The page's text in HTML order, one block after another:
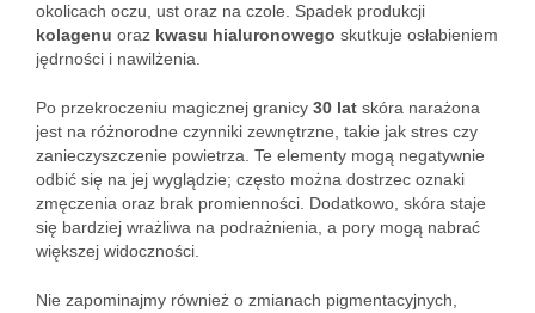
okolicach oczu, ust oraz na czole. Spadek produkcji
kolagenu oraz kwasu hialuronowego skutkuje osłabieniem
jędrności i nawilżenia.
Po przekroczeniu magicznej granicy 30 lat skóra narażona
jest na różnorodne czynniki zewnętrzne, takie jak stres czy
zanieczyszczenie powietrza. Te elementy mogą negatywnie
odbić się na jej wyglądzie; często można dostrzec oznaki
zmęczenia oraz brak promienności. Dodatkowo, skóra staje
się bardziej wrażliwa na podrażnienia, a pory mogą nabrać
większej widoczności.
Nie zapominajmy również o zmianach pigmentacyjnych,